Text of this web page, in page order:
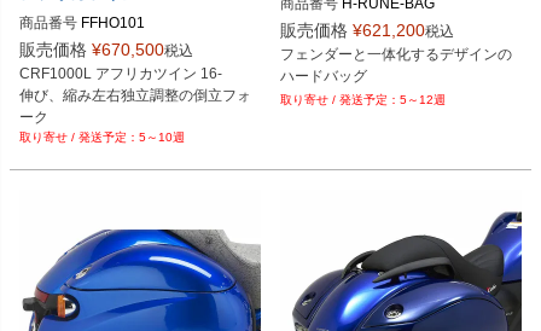
商品番号 FFHO101
EU型番：ohl_ffho_101
販売価格 ¥670,500税込
CRF1000L アフリカツイン 16-
伸び、縮み左右独立調整の倒立フォ
ーク
5～10週
商品番号 H-RUNE-BAG
販売価格 ¥621,200税込
フェンダーと一体化するデザインの
ハードバッグ
5～12週